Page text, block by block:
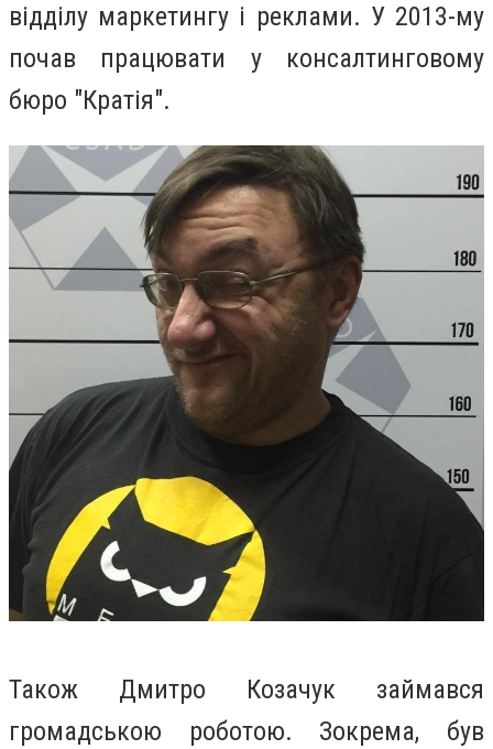
відділу маркетингу і реклами. У 2013-му
почав працювати у консалтинговому
бюро "Кратія".
Також Дмитро Козачук займався
громадською роботою. Зокрема, був